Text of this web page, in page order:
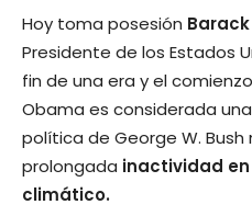
Hoy toma posesión
Presidente de los Estados
fin de una era y el
Obama es considerada
política de George W.
prolongada inactividad
climático.